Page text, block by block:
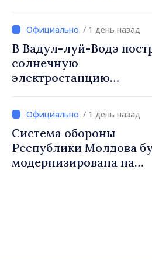
общественных
/ 1 день назад
В Вадул-луй-Водэ
солнечную
электростанцию
системой накопления
МВт·ч
/ 1 день назад
Система обороны
Республики Молдова
модернизирована на